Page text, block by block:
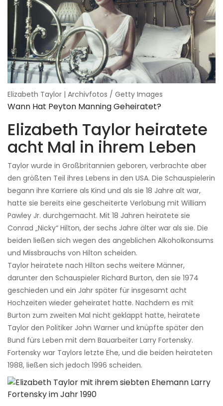
Elizabeth Taylor | Archivfotos / Getty Images
Wann Hat Peyton Manning Geheiratet?
Elizabeth Taylor heiratete
acht Mal in ihrem Leben
Taylor wurde in Großbritannien geboren, verbrachte aber
den größten Teil ihres Lebens in den USA. Die Schauspielerin
begann ihre Karriere als Kind und als sie 18 Jahre alt war,
hatte sie bereits eine gescheiterte Verlobung mit William
Pawley Jr. durchgemacht. Mit 18 Jahren heiratete sie
Conrad „Nicky“ Hilton, der sechs Jahre älter war als sie. Die
beiden ließen sich wegen des angeblichen Alkoholkonsums
und Missbrauchs von Hilton scheiden.
Taylor heiratete nach Hilton sechs weitere Männer,
darunter den Schauspieler Richard Burton, den sie 1974
geschieden und ein Jahr später für insgesamt acht
Hochzeiten wieder geheiratet hatte. Nachdem es mit
Burton zum zweiten Mal nicht geklappt hatte, heiratete
Taylor den Politiker John Warner und knüpfte später den
Bund fürs Leben mit dem Bauarbeiter Larry Fortensky.
Fortensky war Taylors letzte Ehe, und die beiden heirateten
1988, ließen sich jedoch 1996 scheiden.